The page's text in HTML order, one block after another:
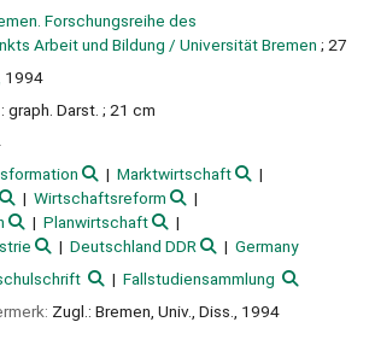
Forschungsreihe des
Arbeit und Bildung / Universität Bremen ; 27
1994
graph. Darst. ; 21 cm
Marktwirtschaft
Wirtschaftsreform
Planwirtschaft
Deutschland DDR
Germany
Fallstudiensammlung
Zugl.: Bremen, Univ., Diss., 1994